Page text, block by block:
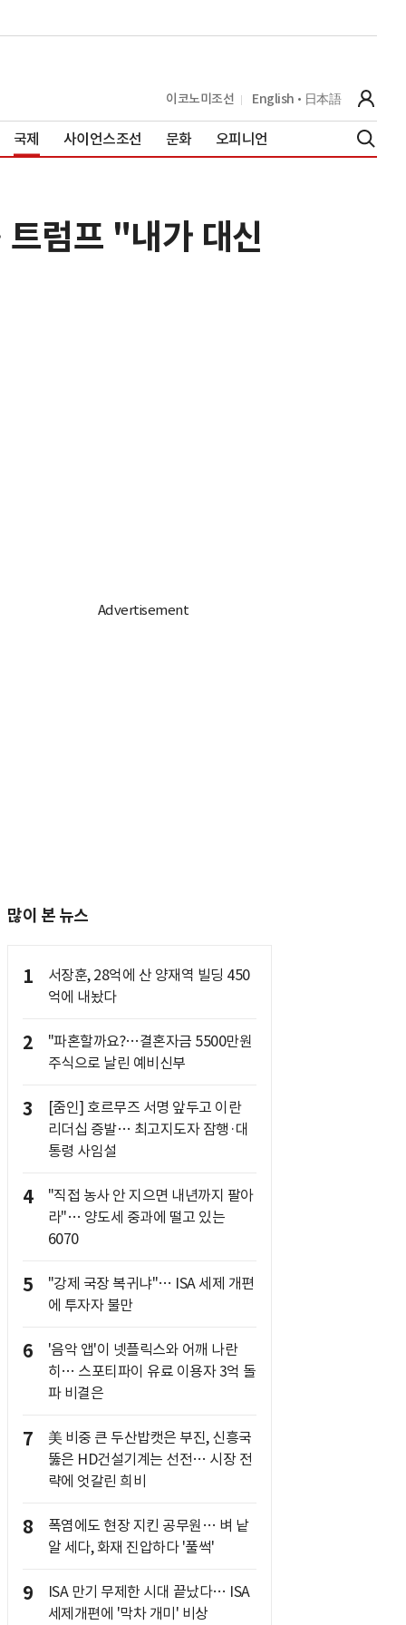
이코노미조선 English 日本語
국제 사이언스조선 문화 오피니언
럼프 "내가 대신
많이 본 뉴스
1
서장훈, 28억에 산 양재역 빌딩 450
억에 내놨다
2
"파혼할까요?…결혼자금 5500만원
주식으로 날린 예비신부
3
[줌인] 호르무즈 서명 앞두고 이란
리더십 증발… 최고지도자 잠행·대
통령 사임설
4
"직접 농사 안 지으면 내년까지 팔아
라"… 양도세 중과에 떨고 있는
6070
5
"강제 국장 복귀냐"… ISA 세제 개편
에 투자자 불만
6
'음악 앱'이 넷플릭스와 어깨 나란
히… 스포티파이 유료 이용자 3억 돌
파 비결은
7
美 비중 큰 두산밥캣은 부진, 신흥국
뚫은 HD건설기계는 선전… 시장 전
략에 엇갈린 희비
8
폭염에도 현장 지킨 공무원… 벼 낱
알 세다, 화재 진압하다 '풀썩'
9
ISA 만기 무제한 시대 끝났다… ISA
세제개편에 '막차 개미' 비상